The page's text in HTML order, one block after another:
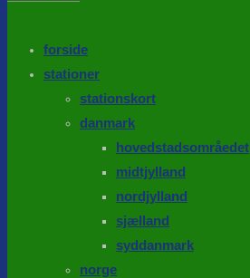
forside
stationer
stationskort
danmark
hovedstadsområedet
midtjylland
nordjylland
sjælland
syddanmark
norge